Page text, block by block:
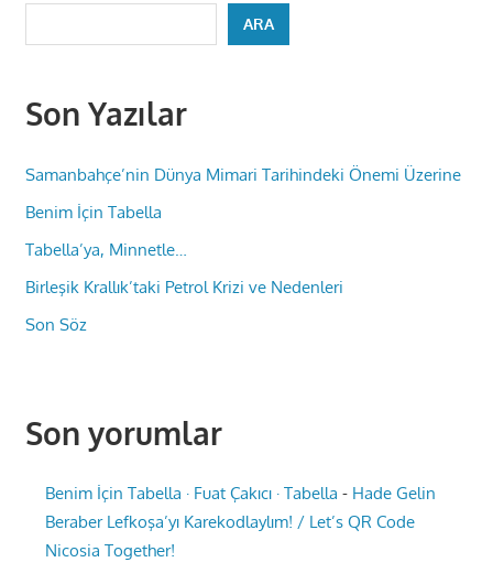
ARA
Son Yazılar
Samanbahçe’nin Dünya Mimari Tarihindeki Önemi Üzerine
Benim İçin Tabella
Tabella’ya, Minnetle…
Birleşik Krallık’taki Petrol Krizi ve Nedenleri
Son Söz
Son yorumlar
Benim İçin Tabella · Fuat Çakıcı · Tabella - Hade Gelin
Beraber Lefkoşa’yı Karekodlaylım! / Let’s QR Code
Nicosia Together!